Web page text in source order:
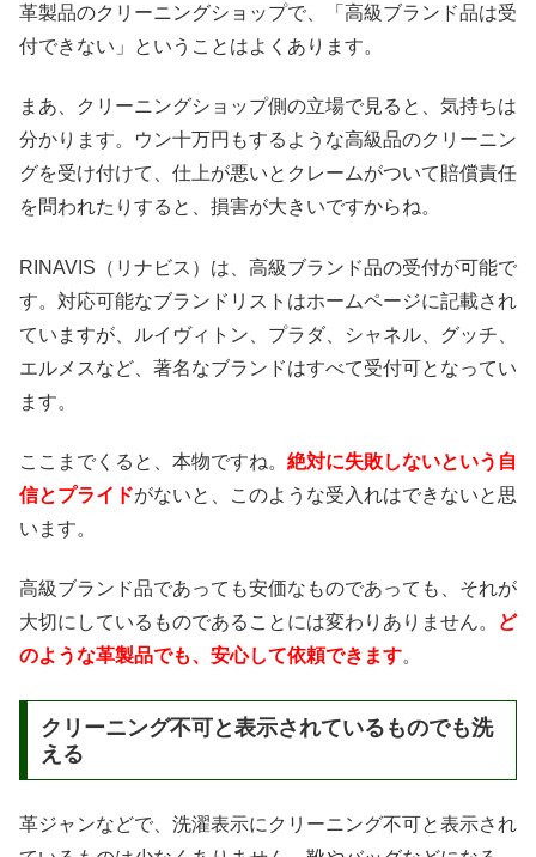
革製品のクリーニングショップで、「高級ブランド品は受
付できない」ということはよくあります。
まあ、クリーニングショップ側の立場で見ると、気持ちは
分かります。ウン十万円もするような高級品のクリーニン
グを受け付けて、仕上が悪いとクレームがついて賠償責任
を問われたりすると、損害が大きいですからね。
RINAVIS（リナビス）は、高級ブランド品の受付が可能で
す。対応可能なブランドリストはホームページに記載され
ていますが、ルイヴィトン、プラダ、シャネル、グッチ、
エルメスなど、著名なブランドはすべて受付可となってい
ます。
ここまでくると、本物ですね。 絶対に失敗しないという自
信とプライドがないと、このような受入れはできないと思
います。
高級ブランド品であっても安価なものであっても、それが
大切にしているものであることには変わりありません。
ど
のような革製品でも、安心して依頼できます。
クリーニング不可と表示されているものでも洗
える
革ジャンなどで、洗濯表示にクリーニング不可と表示され